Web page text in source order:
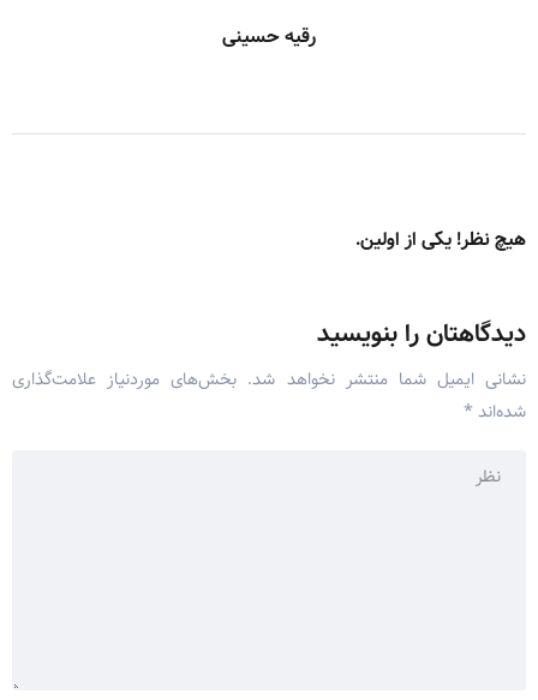
رقیه حسینی
هیچ نظر! یکی از اولین.
دیدگاهتان را بنویسید
نشانی ایمیل شما منتشر نخواهد شد. بخش‌های موردنیاز علامت‌گذاری
شده‌اند *